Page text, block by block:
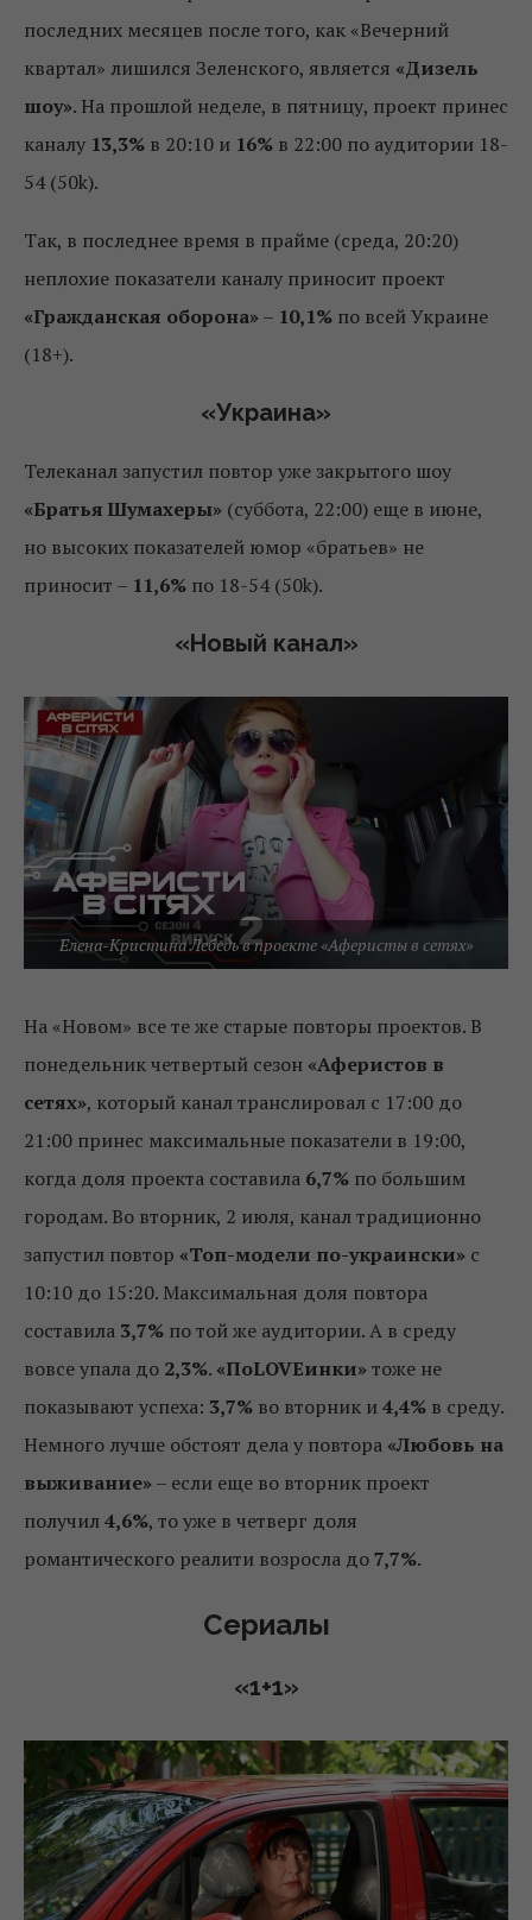
последних месяцев после того, как «Вечерний
квартал» лишился Зеленского, является «Дизель
шоу». На прошлой неделе, в пятницу, проект принес
каналу 13,3% в 20:10 и 16% в 22:00 по аудитории 18-
54 (50k).
Так, в последнее время в прайме (среда, 20:20)
неплохие показатели каналу приносит проект
«Гражданская оборона»– 10,1% по всей Украине
(18+).
«Украина»
Телеканал запустил повтор уже закрытого шоу
«Братья Шумахеры» (суббота, 22:00) еще в июне,
но высоких показателей юмор «братьев» не
приносит – 11,6% по 18-54 (50k).
«Новый канал»
Елена-Кристина Лебедь в проекте «Аферисты в сетях»
На «Новом» все те же старые повторы проектов. В
понедельник четвертый сезон «Аферистов в
сетях», который канал транслировал с 17:00 до
21:00 принес максимальные показатели в 19:00,
когда доля проекта составила 6,7% по большим
городам. Во вторник, 2 июля, канал традиционно
запустил повтор «Топ-модели по-украински» с
10:10 до 15:20. Максимальная доля повтора
составила 3,7% по той же аудитории. А в среду
вовсе упала до 2,3%. «ПоLOVEинки»тоже не
показывают успеха: 3,7% во вторник и4,4% в среду.
Немного лучше обстоят дела у повтора «Любовь на
выживание»– если еще во вторник проект
получил4,6%, то уже в четверг доля
романтического реалити возросла до7,7%.
Сериалы
«1+1»